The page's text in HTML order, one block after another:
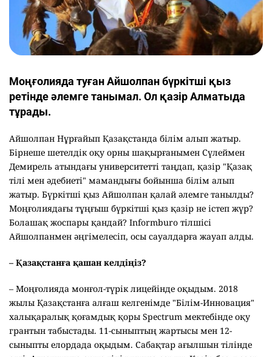
Моңғолияда туған Айшолпан бүркітші қыз
ретінде әлемге танымал. Ол қазір Алматыда
тұрады.
Айшолпан Нұрғайып Қазақстанда білім алып жатыр.
Бірнеше шетелдік оқу орны шақырғанымен Сүлеймен
Демирель атындағы университетті таңдап, қазір "Қазақ
тілі мен әдебиеті" мамандығы бойынша білім алып
жатыр. Бүркітші қыз Айшолпан қалай әлемге танылды?
Моңғолиядағы тұңғыш бүркітші қыз қазір не істеп жүр?
Болашақ жоспары қандай? Informburo тілшісі
Айшолпанмен әңгімелесіп, осы сауалдарға жауап алды.
– Қазақстанға қашан келдіңіз?
– Моңғолияда монғол-түрік лицейінде оқыдым. 2018
жылы Қазақстанға алғаш келгенімде "Білім-Инновация"
халықаралық қоғамдық қоры Spectrum мектебінде оқу
грантын табыстады. 11-сыныптың жартысы мен 12-
сыныпты елордада оқыдым. Сабақтар ағылшын тілінде